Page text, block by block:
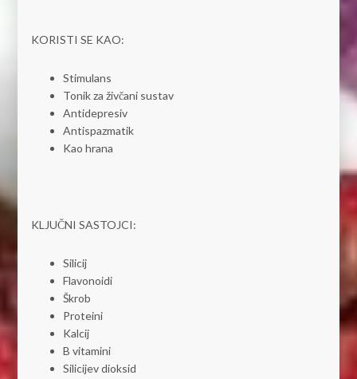
KORISTI SE KAO:
Stimulans
Tonik za živčani sustav
Antidepresiv
Antispazmatik
Kao hrana
KLJUČNI SASTOJCI:
Silicij
Flavonoidi
Škrob
Proteini
Kalcij
B vitamini
Silicijev dioksid